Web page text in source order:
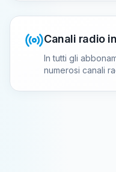
Canali radio
In tutti gli
numerosi canali